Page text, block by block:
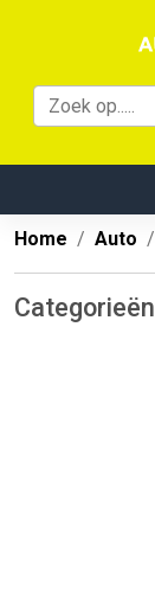
Home Auto
Categorieën